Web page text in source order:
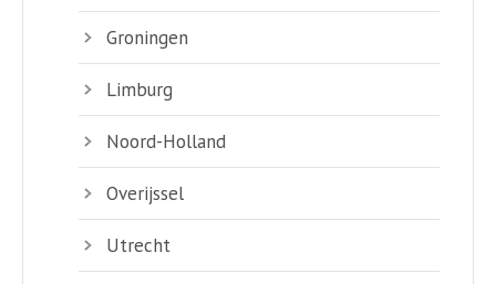
Groningen
Limburg
Noord-Holland
Overijssel
Utrecht